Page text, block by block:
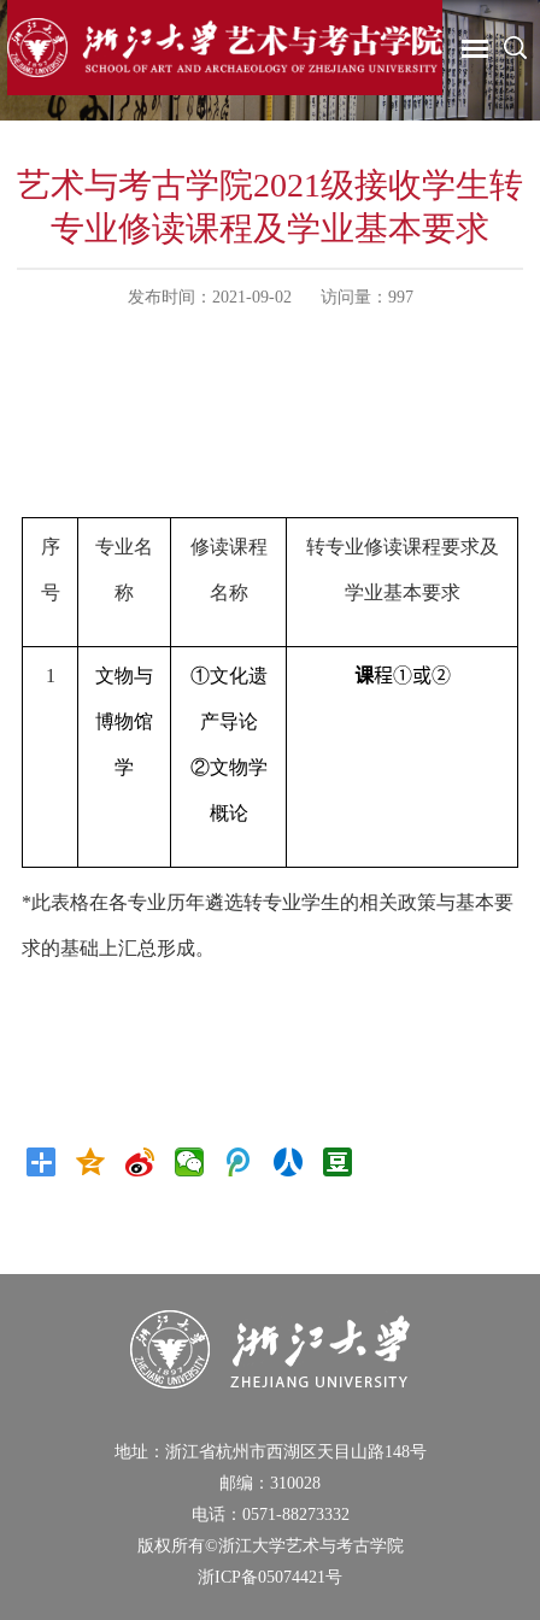
艺术与考古学院2021级接收学生转
专业修读课程及学业基本要求
发布时间：2021-09-02 访问量： 997
序
号
专业名
称
修读课程
名称
转专业修读课程要求及
学业基本要求
1 文物与
博物馆
学
①文化遗
产导论
②文物学
概论
课程①或②
*此表格在各专业历年遴选转专业学生的相关政策与基本要
求的基础上汇总形成。
地址：浙江省杭州市西湖区天目山路148号
邮编：310028
电话：0571-88273332
版权所有©浙江大学艺术与考古学院
浙ICP备05074421号